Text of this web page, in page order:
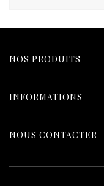
NOS PRODUITS
INFORMATIONS
NOUS CONTACTER